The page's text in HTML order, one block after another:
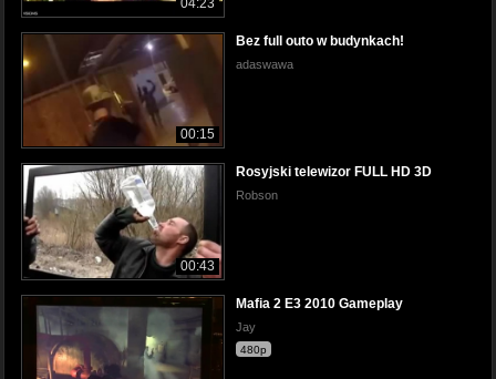
04:23
00:15
Bez full outo w budynkach!
adaswawa
00:43
Rosyjski telewizor FULL HD 3D
Robson
Mafia 2 E3 2010 Gameplay
Jay
480p